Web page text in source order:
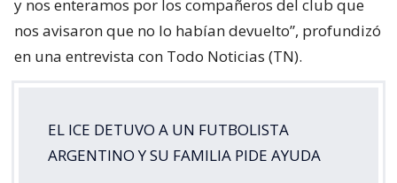
y nos enteramos por los compañeros del club que
nos avisaron que no lo habían devuelto”, profundizó
en una entrevista con Todo Noticias (TN).
EL ICE DETUVO A UN FUTBOLISTA
ARGENTINO Y SU FAMILIA PIDE AYUDA